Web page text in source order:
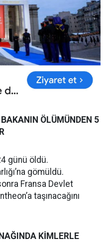
ÖLÜMÜNDEN 5
günü öldü.
gömüldü.
Fransa Devlet
taşınacağını
KİMLERLE